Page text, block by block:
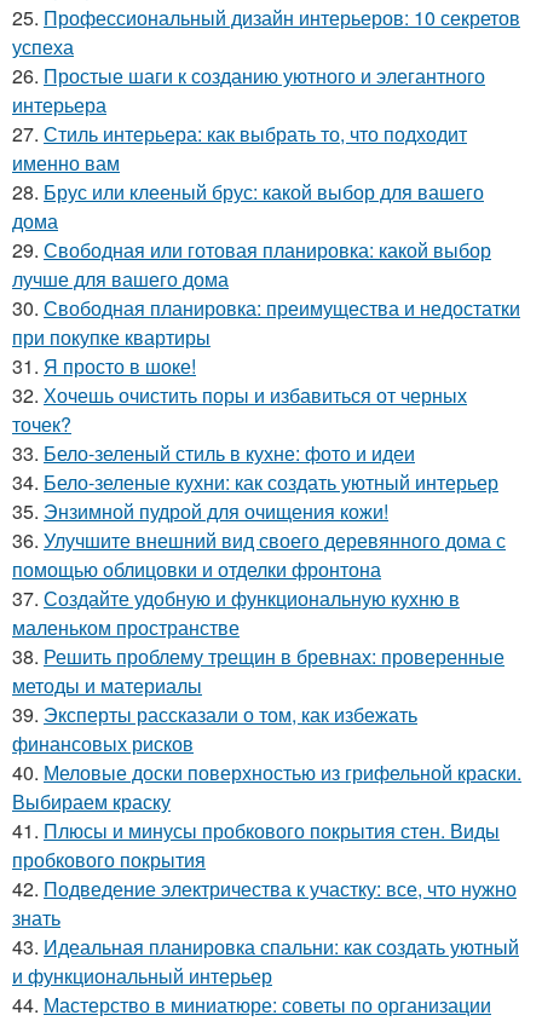
25. Профессиональный дизайн интерьеров: 10 секретов
успеха
26. Простые шаги к созданию уютного и элегантного
интерьера
27. Стиль интерьера: как выбрать то, что подходит
именно вам
28. Брус или клееный брус: какой выбор для вашего
дома
29. Свободная или готовая планировка: какой выбор
лучше для вашего дома
30. Свободная планировка: преимущества и недостатки
при покупке квартиры
31. Я просто в шоке!
32. Хочешь очистить поры и избавиться от черных
точек?
33. Бело-зеленый стиль в кухне: фото и идеи
34. Бело-зеленые кухни: как создать уютный интерьер
35. Энзимной пудрой для очищения кожи!
36. Улучшите внешний вид своего деревянного дома с
помощью облицовки и отделки фронтона
37. Создайте удобную и функциональную кухню в
маленьком пространстве
38. Решить проблему трещин в бревнах: проверенные
методы и материалы
39. Эксперты рассказали о том, как избежать
финансовых рисков
40. Меловые доски поверхностью из грифельной краски.
Выбираем краску
41. Плюсы и минусы пробкового покрытия стен. Виды
пробкового покрытия
42. Подведение электричества к участку: все, что нужно
знать
43. Идеальная планировка спальни: как создать уютный
и функциональный интерьер
44. Мастерство в миниатюре: советы по организации